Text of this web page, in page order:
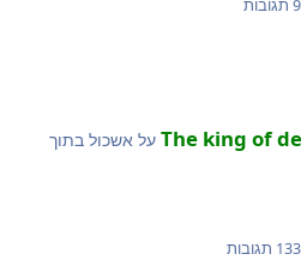
לבטל את זה אנחנו אמורים להיות
The king ofעל אשכול בתוך